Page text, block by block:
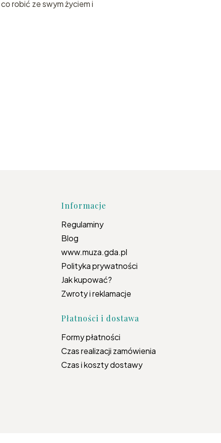
robić ze swym życiem i
Informacje
Regulaminy
Blog
www.muza.gda.pl
Polityka prywatności
Jak kupować?
Zwroty i reklamacje
Płatności i dostawa
Formy płatności
Czas realizacji zamówienia
Czas i koszty dostawy